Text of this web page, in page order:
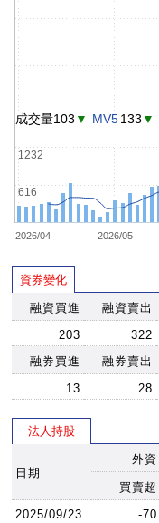
2026/04 2026/05
616
1232
成交量103 ▼ MV5133 ▼
資券變化
融資買進 融資賣出
203
322
融券買進
融券賣出
13
28
法人持股
日期
外資
買賣超
2025/09/23
-70